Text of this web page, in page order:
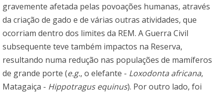
gravemente afetada pelas povoações humanas, através
da criação de gado e de várias outras atividades, que
ocorriam dentro dos limites da REM. A Guerra Civil
subsequente teve também impactos na Reserva,
resultando numa redução nas populações de mamíferos
de grande porte (e.g., o elefante - Loxodonta africana,
Matagaiça - Hippotragus equinus). Por outro lado, foi